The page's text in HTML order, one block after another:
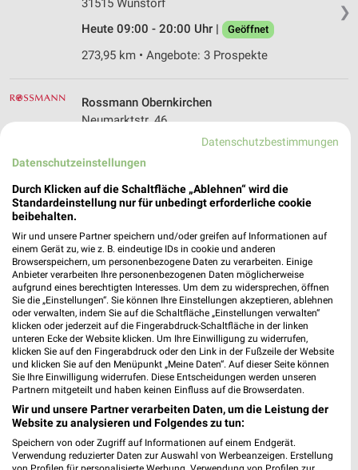
❯
31515 Wunstorf
Heute 09:00 - 20:00 Uhr |
Geöffnet
273,95 km • Angebote: 3 Prospekte
Rossmann Obernkirchen
Neumarktstr. 46
Heute 08:00 - 20:00 Uhr |
291,09 km • Angebote: 3 Prospekte
Rossmann Gehrden
Steintor 1
30989 Gehrden
Heute 08:00 - 20:00 Uhr | Geöffnet
259,10 km • Angebote: 3 Prospekte
Rossmann Springe
Fünfhausenstr. 2
31832 Springe
Heute 08:30 - 18:30 Uhr |
263,63 km • Angebote: 3 Prospekte
Datenschutzbestimmungen
Datenschutzeinstellungen
Durch Klicken auf die Schaltfläche „Ablehnen“ wird die
Standardeinstellung nur für unbedingt erforderliche cookie
beibehalten.
Wir und unsere Partner speichern und/oder greifen auf Informationen auf
einem Gerät zu, wie z. B. eindeutige IDs in cookie und anderen
Browserspeichern, um personenbezogene Daten zu verarbeiten. Einige
Anbieter verarbeiten Ihre personenbezogenen Daten möglicherweise
aufgrund eines berechtigten Interesses. Um dem zu widersprechen, öffnen
Sie die „Einstellungen“. Sie können Ihre Einstellungen akzeptieren, ablehnen
oder verwalten, indem Sie auf die Schaltfläche „Einstellungen verwalten“
klicken oder jederzeit auf die Fingerabdruck-Schaltfläche in der linken
unteren Ecke der Website klicken. Um Ihre Einwilligung zu widerrufen,
klicken Sie auf den Fingerabdruck oder den Link in der Fußzeile der Website
und klicken Sie auf den Menüpunkt „Meine Daten“. Auf dieser Seite können
Sie Ihre Einwilligung widerrufen. Diese Entscheidungen werden unseren
Partnern mitgeteilt und haben keinen Einfluss auf die Browserdaten.
Wir und unsere Partner verarbeiten Daten, um die Leistung der
Website zu analysieren und Folgendes zu tun:
Speichern von oder Zugriff auf Informationen auf einem Endgerät.
Verwendung reduzierter Daten zur Auswahl von Werbeanzeigen. Erstellung